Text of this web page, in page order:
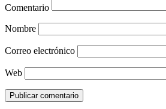
Comentario
Nombre
Correo electrónico
Web